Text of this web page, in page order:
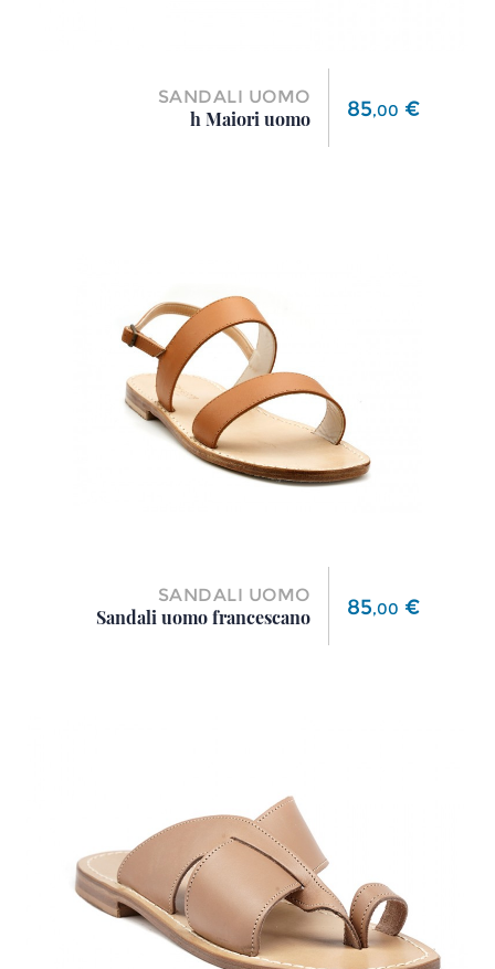
SANDALI UOMO
h Maiori uomo
Prezzo
85,00 €
SANDALI UOMO
Sandali uomo francescano
Prezzo
85,00 €